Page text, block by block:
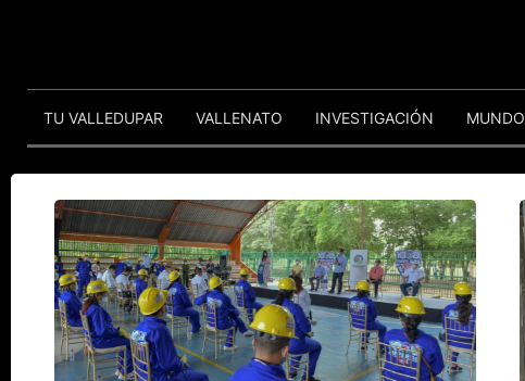
TU VALLEDUPAR VALLENATO INVESTIGACIÓN MUNDO